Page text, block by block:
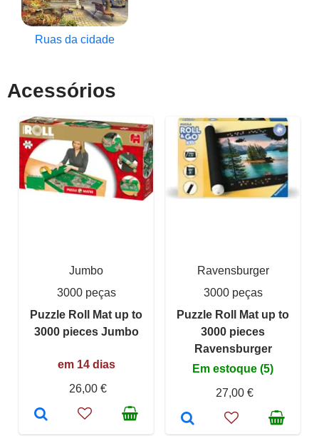
Ruas da cidade
Acessórios
Jumbo
3000 peças
Puzzle Roll Mat up to
3000 pieces Jumbo
em 14 dias
26,00 €
Ravensburger
3000 peças
Puzzle Roll Mat up to
3000 pieces
Ravensburger
Em estoque (5)
27,00 €